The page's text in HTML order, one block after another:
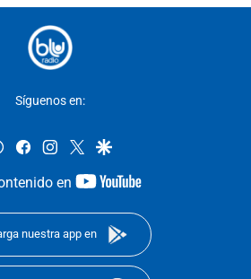
Síguenos en:
whatsappfacebookinstagram
twittergoogle
en
youtube-
nuestra app en